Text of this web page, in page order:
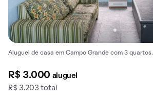
Aluguel de casa em Campo Grande com 3 quartos.
R$ 3.000 aluguel
R$ 3.203 total